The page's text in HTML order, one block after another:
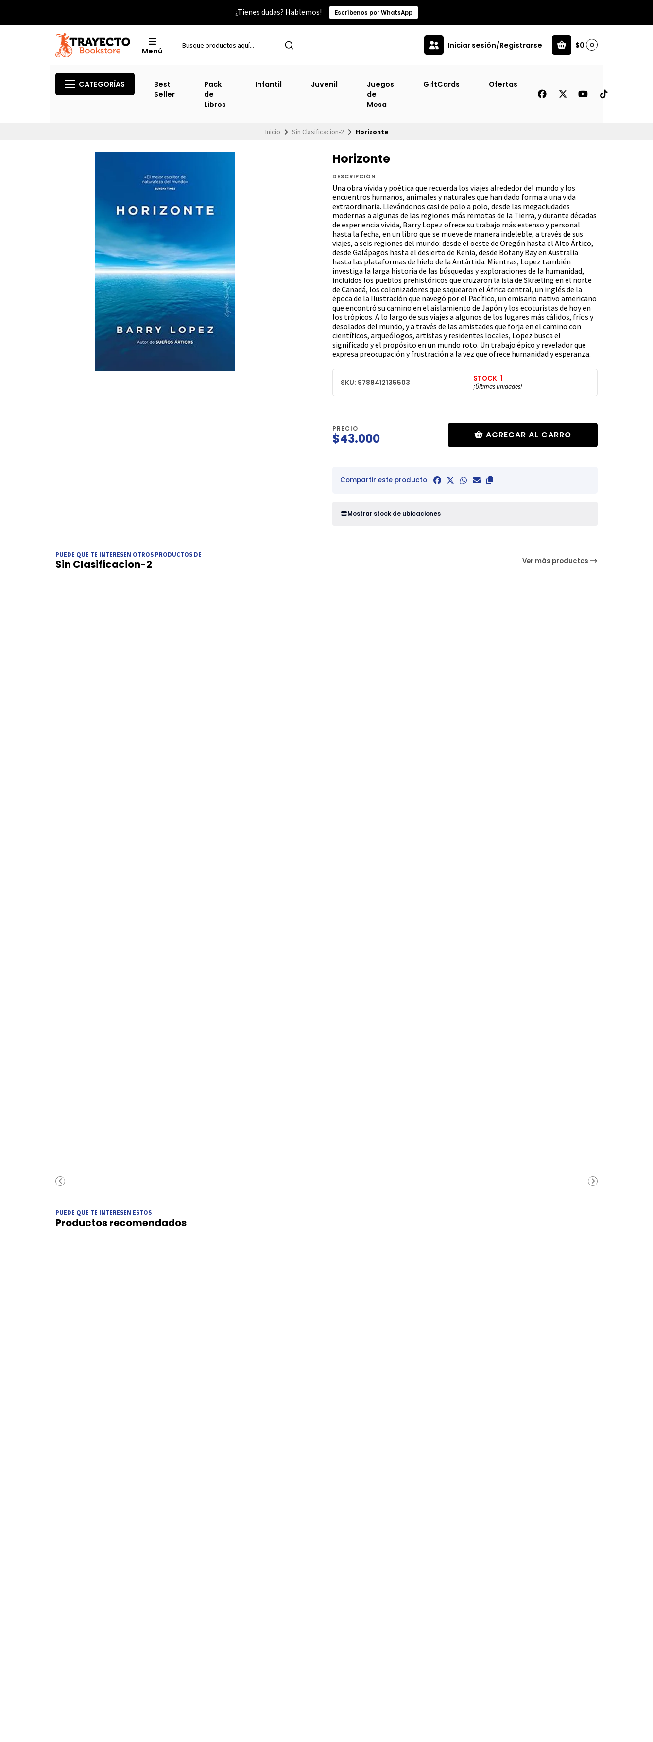
¿Tienes dudas? Hablemos! Escríbenos por WhatsApp
Menú
Iniciar sesión/Registrarse $0 0
CATEGORÍAS
Best
Seller
Pack
de
Libros
Infantil Juvenil
Juegos
de
Mesa
GiftCards Ofertas
Inicio Sin Clasificacion-2 Horizonte
Horizonte
DESCRIPCIÓN
Una obra vívida y poética que recuerda los viajes alrededor del mundo y los
encuentros humanos, animales y naturales que han dado forma a una vida
extraordinaria. Llevándonos casi de polo a polo, desde las megaciudades
modernas a algunas de las regiones más remotas de la Tierra, y durante décadas
de experiencia vivida, Barry Lopez ofrece su trabajo más extenso y personal
hasta la fecha, en un libro que se mueve de manera indeleble, a través de sus
viajes, a seis regiones del mundo: desde el oeste de Oregón hasta el Alto Ártico,
desde Galápagos hasta el desierto de Kenia, desde Botany Bay en Australia
hasta las plataformas de hielo de la Antártida. Mientras, Lopez también
investiga la larga historia de las búsquedas y exploraciones de la humanidad,
incluidos los pueblos prehistóricos que cruzaron la isla de Skræling en el norte
de Canadá, los colonizadores que saquearon el África central, un inglés de la
época de la Ilustración que navegó por el Pacífico, un emisario nativo americano
que encontró su camino en el aislamiento de Japón y los ecoturistas de hoy en
los trópicos. A lo largo de sus viajes a algunos de los lugares más cálidos, fríos y
desolados del mundo, y a través de las amistades que forja en el camino con
científicos, arqueólogos, artistas y residentes locales, Lopez busca el
significado y el propósito en un mundo roto. Un trabajo épico y revelador que
expresa preocupación y frustración a la vez que ofrece humanidad y esperanza.
SKU: 9788412135503 STOCK: 1
¡Últimas unidades!
PRECIO
$43.000 AGREGAR AL CARRO
Compartir este producto
Mostrar stock de ubicaciones
PUEDE QUE TE INTERESEN OTROS PRODUCTOS DE
Sin Clasificacion-2 Ver más productos
PUEDE QUE TE INTERESEN ESTOS
Productos recomendados